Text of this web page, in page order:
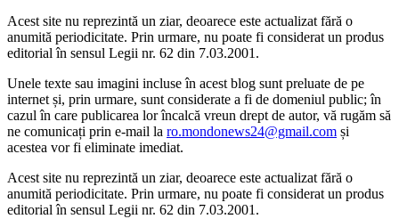
Acest site nu reprezintă un ziar, deoarece este actualizat fără o
anumită periodicitate. Prin urmare, nu poate fi considerat un produs
editorial în sensul Legii nr. 62 din 7.03.2001.
Unele texte sau imagini incluse în acest blog sunt preluate de pe
internet și, prin urmare, sunt considerate a fi de domeniul public; în
cazul în care publicarea lor încalcă vreun drept de autor, vă rugăm să
ne comunicați prin e-mail la ro.mondonews24@gmail.com și
acestea vor fi eliminate imediat.
Acest site nu reprezintă un ziar, deoarece este actualizat fără o
anumită periodicitate. Prin urmare, nu poate fi considerat un produs
editorial în sensul Legii nr. 62 din 7.03.2001.